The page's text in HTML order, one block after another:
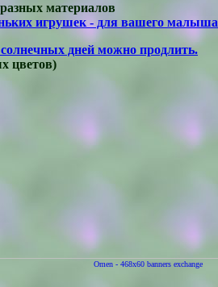
материалов
игрушек - для вашего малыша
дней можно продлить.
цветов)